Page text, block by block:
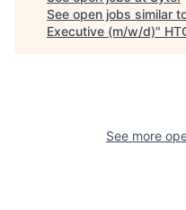
See open jobs similar
Executive (m/w/d)"
See more